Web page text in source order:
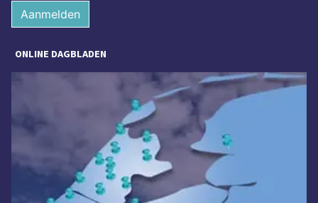
Aanmelden
ONLINE DAGBLADEN